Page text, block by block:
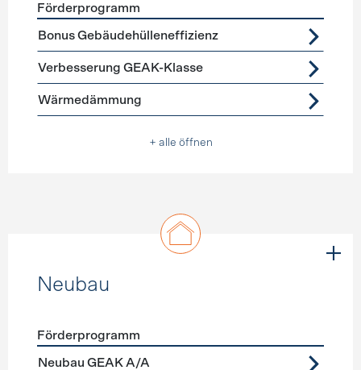
Förderprogramme Gebäudehülle Sanierung
Förderprogramm
Bonus Gebäudehülleneffizienz
Verbesserung GEAK-Klasse
Wärmedämmung
+ alle öffnen
Neubau
Förderprogramme
Förderprogramm
Neubau GEAK A/A